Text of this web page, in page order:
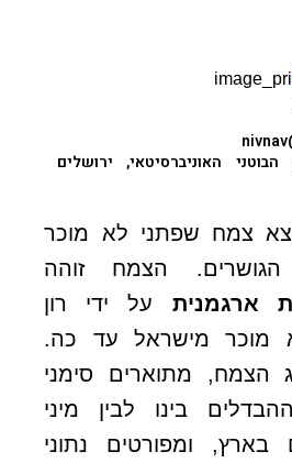
הבוטני האוניברסיטאי, ירושלים
2015 נמצא צמח שפתני לא מוכר
הצמח זוהה
ארגמנית על ידי רון
מוכר מישראל עד כה.
הצמח, מתוארים סימני
בינו לבין מיני
בארץ, ומפורטים נתוני